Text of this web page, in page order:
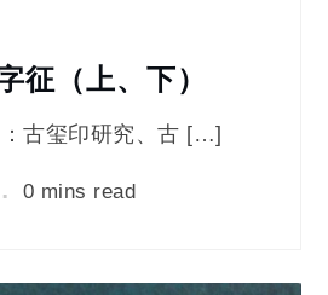
征（上、下）
古玺印研究、古 […]
0 mins read